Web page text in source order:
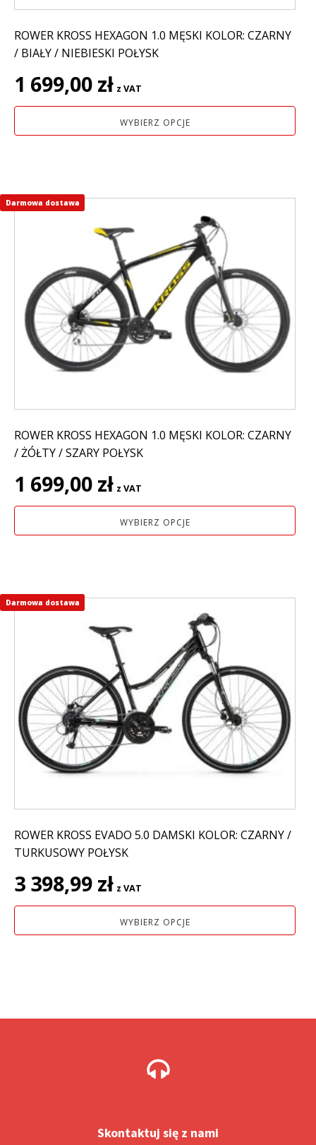
ROWER KROSS HEXAGON 1.0 MĘSKI KOLOR: CZARNY
/ BIAŁY / NIEBIESKI POŁYSK
1 699,00 zł z VAT
WYBIERZ OPCJE
ROWER KROSS HEXAGON 1.0 MĘSKI KOLOR: CZARNY
/ ŻÓŁTY / SZARY POŁYSK
1 699,00 zł z VAT
WYBIERZ OPCJE
Ten
wariantów.
Opcje
można
wybrać
stronie
Darmowa dostawa
ROWER KROSS EVADO 5.0 DAMSKI KOLOR: CZARNY /
TURKUSOWY POŁYSK
3 398,99 zł z VAT
WYBIERZ OPCJE
Ten
wariantów.
Opcje
można
wybrać
na
stronie
Darmowa dostawa
Skontaktuj się z nami